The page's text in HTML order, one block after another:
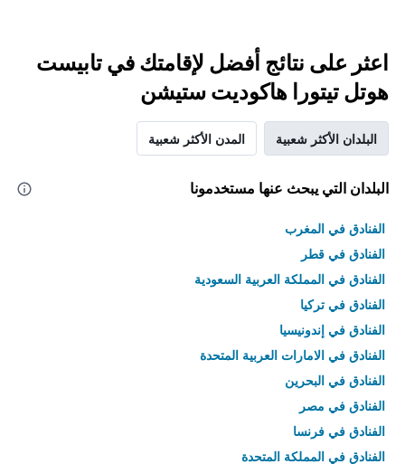
اعثر على نتائج أفضل لإقامتك في تابيست
هوتل تيتورا هاكوديت ستيشن
البلدان الأكثر شعبية المدن الأكثر شعبية
البلدان التي يبحث عنها مستخدمونا
الفنادق في المغرب
الفنادق في قطر
الفنادق في المملكة العربية السعودية
الفنادق في تركيا
الفنادق في إندونيسيا
الفنادق في الامارات العربية المتحدة
الفنادق في البحرين
الفنادق في مصر
الفنادق في فرنسا
الفنادق في المملكة المتحدة